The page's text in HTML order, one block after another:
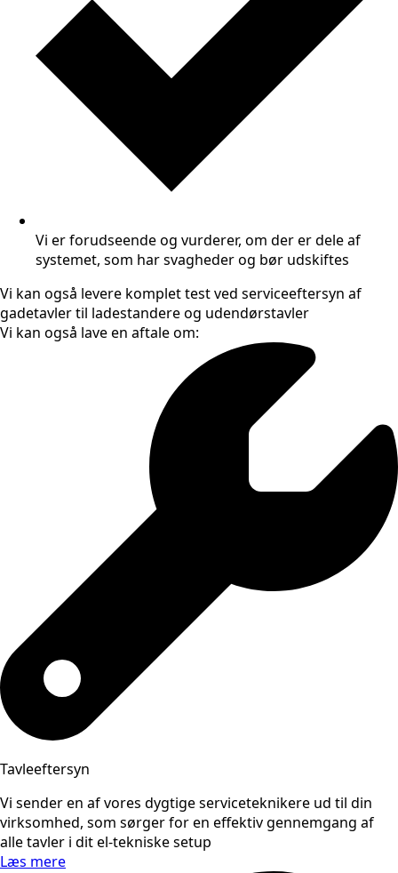
Vi er forudseende og vurderer, om der er dele af
systemet, som har svagheder og bør udskiftes
Vi kan også levere komplet test ved serviceeftersyn af
gadetavler til ladestandere og udendørstavler
Vi kan også lave en aftale om:
Tavleeftersyn
Vi sender en af vores dygtige serviceteknikere ud til din
virksomhed, som sørger for en effektiv gennemgang af
alle tavler i dit el-tekniske setup
Læs mere